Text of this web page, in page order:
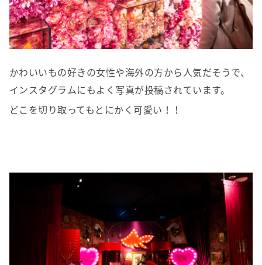
かわいいもの好きの女性や海外の方から人気だそうで、
インスタグラムにもよく写真が投稿されています。
どこを切り取ってもとにかく可愛い！！